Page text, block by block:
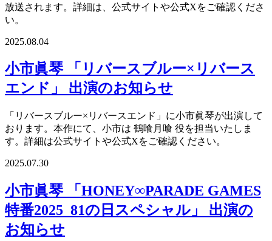
放送されます。詳細は、公式サイトや公式Xをご確認くださ
い。
2025.08.04
小市眞琴 「リバースブルー×リバース
エンド」 出演のお知らせ
「リバースブルー×リバースエンド」に小市眞琴が出演して
おります。本作にて、小市は 鶴喰月喰 役を担当いたしま
す。詳細は公式サイトや公式Xをご確認ください。
2025.07.30
小市眞琴 「HONEY∞PARADE GAMES
特番2025 81の日スペシャル」 出演の
お知らせ